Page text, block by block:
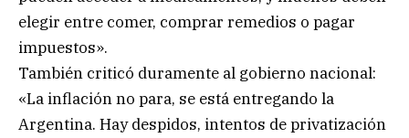
elegir entre comer, comprar remedios o pagar
impuestos».
También criticó duramente al gobierno nacional:
«La inflación no para, se está entregando la
Argentina. Hay despidos, intentos de privatización